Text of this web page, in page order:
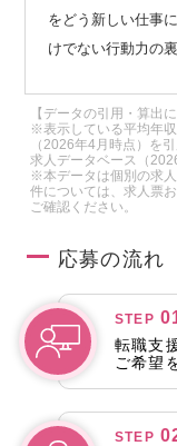
をどう新しい仕事
けでない行動力の
【データの引用・算出
※表示している平均年
（2026年4月時点）を
求人データベース（
※本データは個別の求
件については、求人票
ご確認ください。
応募の流れ
STEP
転職支
ご希望
STEP